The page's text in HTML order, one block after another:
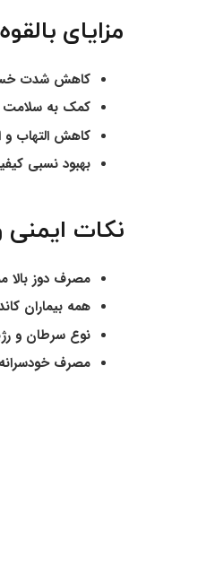
مزایای بالقوه
کاهش شدت
کمک به سلامت
کاهش التهاب و
بهبود نسبی
نکات
مصرف دوز بالا
همه بیماران
نوع سرطان و
مصرف خودسرانه